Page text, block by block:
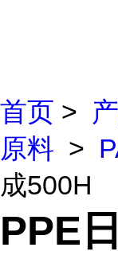
首页 >
原料 >
成500H
PPE